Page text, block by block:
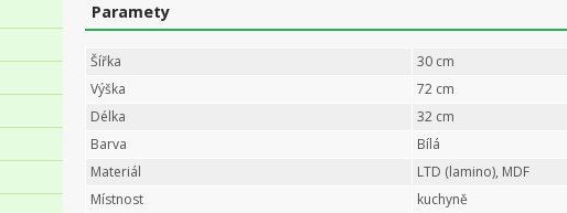
Paramety
Šířka
30 cm
Výška
72 cm
Délka
32 cm
Barva
Bílá
Materiál
LTD (lamino), MDF
Místnost
kuchyně